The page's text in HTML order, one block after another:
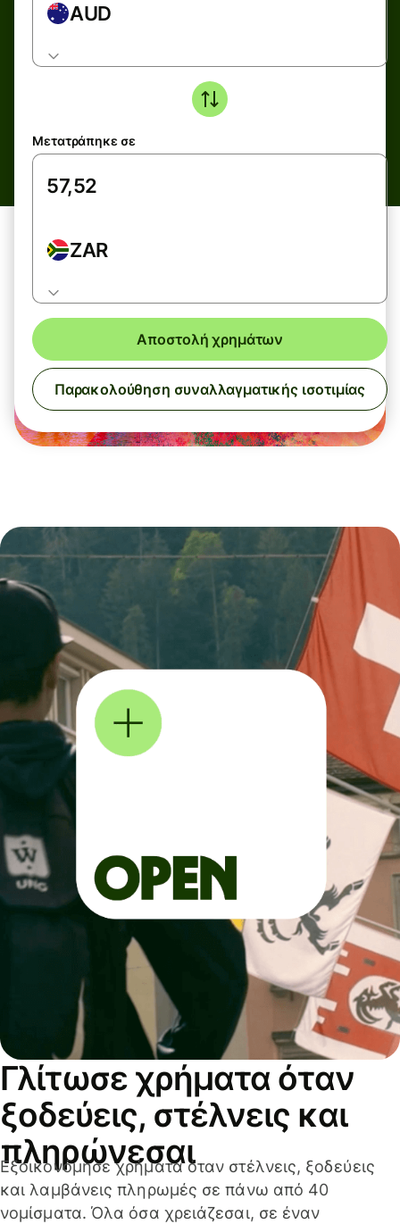
AUD
Μετατράπηκε σε
ZAR
Αποστολή χρημάτων
Παρακολούθηση συναλλαγματικής ισοτιμίας
Γλίτωσε χρήματα όταν
ξοδεύεις, στέλνεις και
πληρώνεσαι
Εξοικονόμησε χρήματα όταν στέλνεις, ξοδεύεις
και λαμβάνεις πληρωμές σε πάνω από 40
νομίσματα. Όλα όσα χρειάζεσαι, σε έναν